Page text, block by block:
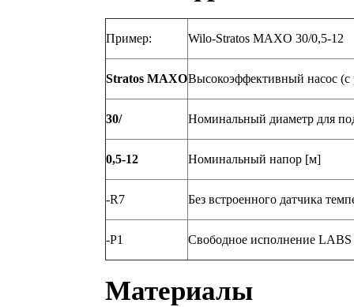
Пример: Wilo-Stratos MAXO 30/0,5-12
Stratos MAXOВысокоэффективный насос
30/ Номинальный диаметр для
0,5-12 Номинальный напор [м]
-R7 Без встроенного датчика
-P1 Свободное исполнение LABS
Материалы